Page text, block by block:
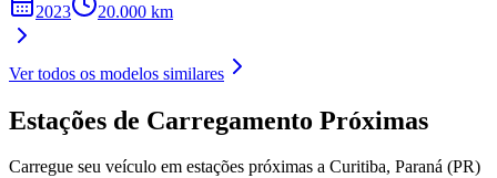
2023 20.000 km
Ver todos os modelos similares
Estações de Carregamento Próximas
Carregue seu veículo em estações próximas a Curitiba, Paraná (PR)